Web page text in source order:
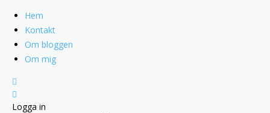
Hem
Kontakt
Om bloggen
Om mig
Logga in